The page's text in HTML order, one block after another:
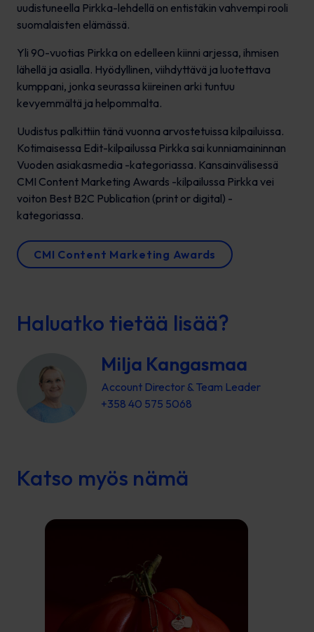
uudistuneella Pirkka-lehdellä on entistäkin vahvempi rooli
suomalaisten elämässä.
Yli 90-vuotias Pirkka on edelleen kiinni arjessa, ihmisen
lähellä ja asialla. Hyödyllinen, viihdyttävä ja luotettava
kumppani, jonka seurassa kiireinen arki tuntuu
kevyemmältä ja helpommalta.
Uudistus palkittiin tänä vuonna arvostetuissa kilpailuissa.
Kotimaisessa Edit-kilpailussa Pirkka sai kunniamaininnan
Vuoden asiakasmedia -kategoriassa. Kansainvälisessä
CMI Content Marketing Awards -kilpailussa Pirkka vei
voiton Best B2C Publication (print or digital) -
kategoriassa.
CMI Content Marketing Awards
Haluatko tietää lisää?
Milja Kangasmaa
Account Director & Team Leader
+358 40 575 5068
Katso myös nämä